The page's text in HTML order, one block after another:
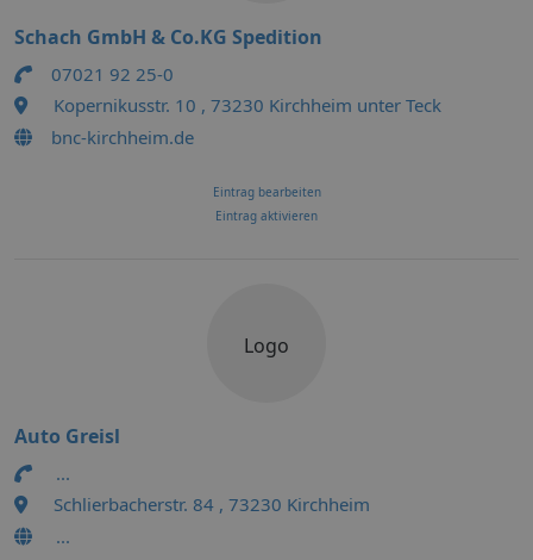
Schach GmbH & Co.KG Spedition
07021 92 25-0
Kopernikusstr. 10 , 73230 Kirchheim unter Teck
bnc-kirchheim.de
Eintrag bearbeiten
Eintrag aktivieren
Logo
Auto Greisl
...
Schlierbacherstr. 84 , 73230 Kirchheim
...